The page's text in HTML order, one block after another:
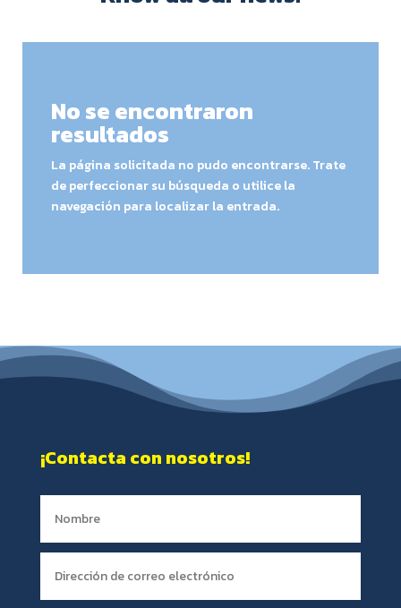
No se encontraron
resultados
La página solicitada no pudo encontrarse. Trate
de perfeccionar su búsqueda o utilice la
navegación para localizar la entrada.
¡Contacta con nosotros!